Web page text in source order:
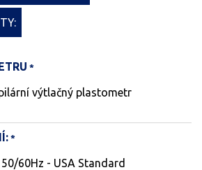
výtlačný plastometr
100-120 V AC 50/60Hz - USA Standard